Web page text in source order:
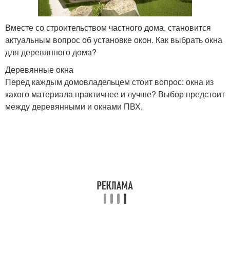
Вместе со строительством частного дома, становится
актуальным вопрос об установке окон. Как выбрать окна
для деревянного дома?
Деревянные окна
Перед каждым домовладельцем стоит вопрос: окна из
какого материала практичнее и лучше? Выбор предстоит
между деревянными и окнами ПВХ.